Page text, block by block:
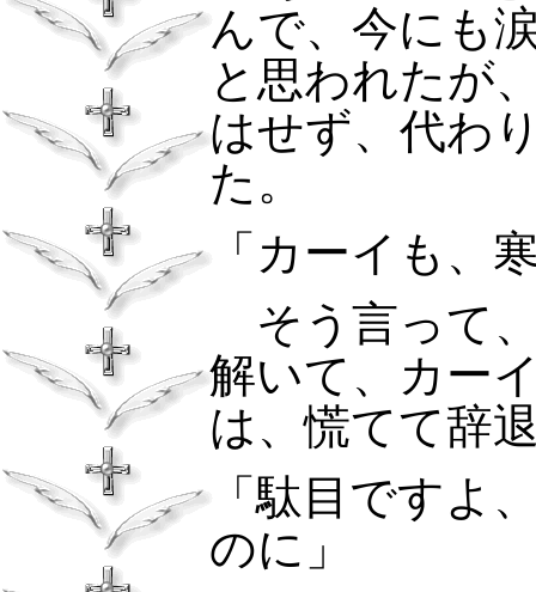
んで、今にも
と思われたが
はせず、代わ
た。
「カーイも、
そう言って
解いて、カー
は、慌てて辞
「駄目ですよ
のに」